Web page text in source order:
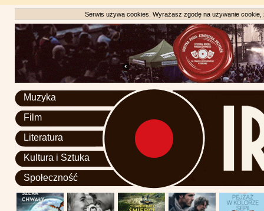
Serwis używa cookies. Wyrażasz zgodę na używanie
Muzyka
Film
Literatura
Kultura i Sztuka
Społeczność